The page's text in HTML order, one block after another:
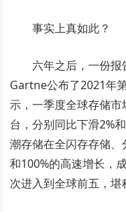
事实上真如此？
六年之后，一份报
Gartne公布了2021年
示，一季度全球存储
台，分别同比下滑2%
潮存储在全闪存存储
和100%的高速增长，
次进入到全球前五，堪